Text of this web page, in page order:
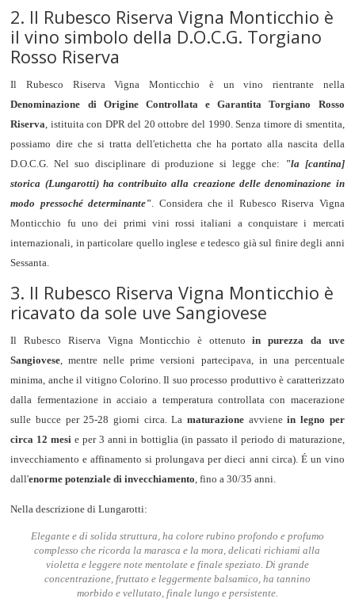
2. Il Rubesco Riserva Vigna Monticchio è
il vino simbolo della D.O.C.G. Torgiano
Rosso Riserva
Il Rubesco Riserva Vigna Monticchio è un vino rientrante nella
Denominazione di Origine Controllata e Garantita Torgiano Rosso
Riserva, istituita con DPR del 20 ottobre del 1990. Senza timore di smentita,
possiamo dire che si tratta dell'etichetta che ha portato alla nascita della
D.O.C.G. Nel suo disciplinare di produzione si legge che:
"la [cantina]
storica (Lungarotti) ha contribuito alla creazione delle denominazione in
modo pressoché determinante". Considera che il Rubesco Riserva Vigna
Monticchio fu uno dei primi vini rossi italiani a conquistare i mercati
internazionali, in particolare quello inglese e tedesco già sul finire degli anni
Sessanta.
3. Il Rubesco Riserva Vigna Monticchio è
ricavato da sole uve Sangiovese
Il Rubesco Riserva Vigna Monticchio è ottenutoin purezza da uve
Sangiovese, mentre nelle prime versioni partecipava, in una percentuale
minima, anche il vitigno Colorino. Il suo processo produttivo è caratterizzato
dalla fermentazione in acciaio a temperatura controllata con macerazione
sulle bucce per 25-28 giorni circa. La maturazioneavvienein legno per
circa 12 mesi e per 3 anni in bottiglia (in passato il periodo di maturazione,
invecchiamento e affinamento si prolungava per dieci anni circa). É un vino
dall'enorme potenziale di invecchiamento, fino a 30/35 anni.
Nella descrizione di Lungarotti:
Elegante e di solida struttura, ha colore rubino profondo e profumo
complesso che ricorda la marasca e la mora, delicati richiami alla
violetta e leggere note mentolate e finale speziato. Di grande
concentrazione, fruttato e leggermente balsamico, ha tannino
morbido e vellutato, finale lungo e persistente.